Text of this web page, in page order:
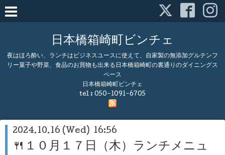
日本橋箱崎町ビンチェ
夜はほろ酔い、ランチはビジネスユースに使えて、自家製の無添加グルテンフ
リー菓子や野菜、食品のお買物も出来る日本橋箱崎町の裏通りのダイニングス
ペース
日本橋箱崎町ビンチェ
tel : 050-1091-6705
2024.10.16 (Wed) 16:56
🍴１０月１７日（木）ランチメニュ